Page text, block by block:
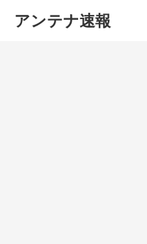
アンテナ速報